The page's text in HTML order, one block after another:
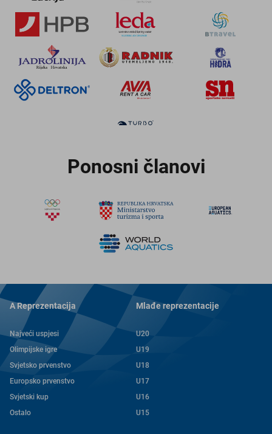
Ponosni članovi
A Reprezentacija
Najveći uspjesi
Olimpijske igre
Svjetsko prvenstvo
Europsko prvenstvo
Svjetski kup
Ostalo
Mlađe reprezentacije
U20
U19
U18
U17
U16
U15